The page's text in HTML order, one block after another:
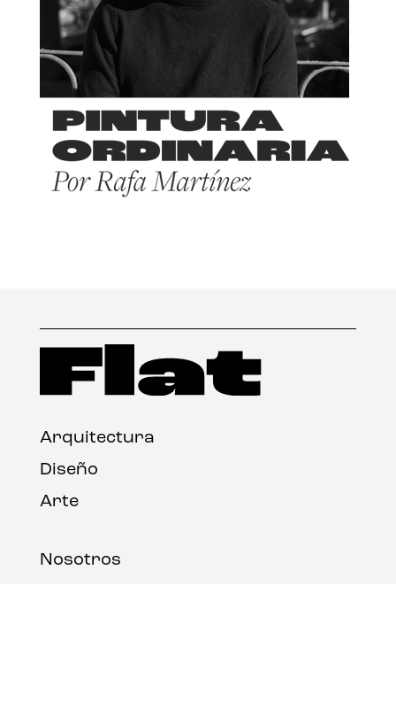
Arquitectura
Diseño
Arte
Nosotros